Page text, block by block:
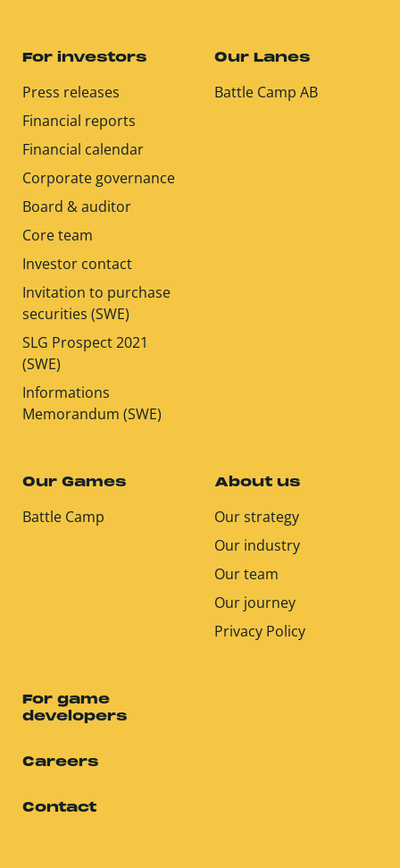
For investors
Press releases
Financial reports
Financial calendar
Corporate governance
Board & auditor
Core team
Investor contact
Invitation to purchase
securities (SWE)
SLG Prospect 2021
(SWE)
Informations
Memorandum (SWE)
Our Lanes
Battle Camp AB
Our Games
Battle Camp
About us
Our strategy
Our industry
Our team
Our journey
Privacy Policy
For game
developers
Careers
Contact